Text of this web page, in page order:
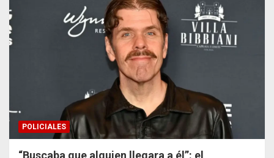
POLICIALES
“Buscaba que alguien llegara a él”: el